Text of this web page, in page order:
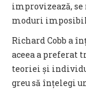
improvizează, se
moduri
Richard Cobb a
aceea a preferat
teoriei și
greu să înțelegi